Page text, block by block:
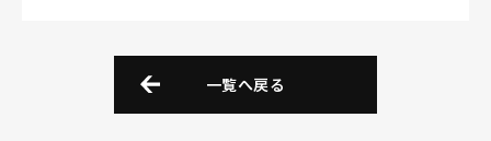
一覧へ戻る